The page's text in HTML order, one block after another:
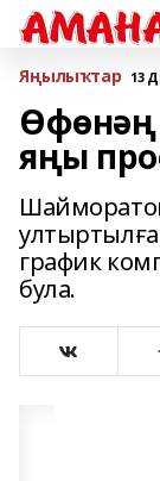
Яңылыҡтар 13
яңы
график
була.